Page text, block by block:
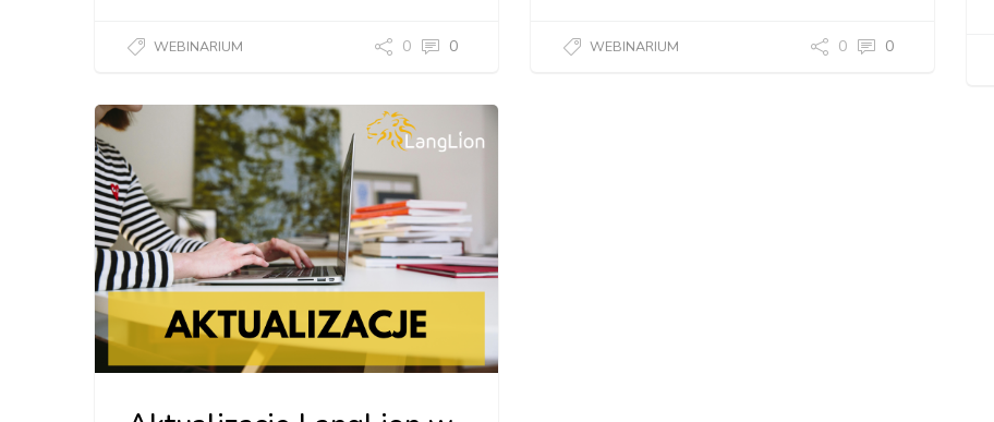
WEBINARIUM 0 0 WEBINARIUM 0 0